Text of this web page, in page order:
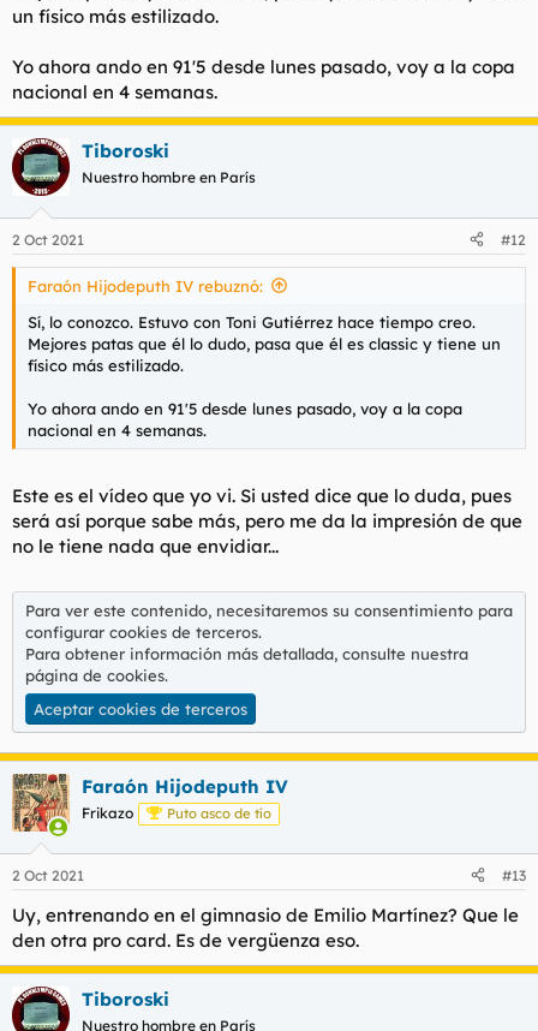
un físico más estilizado.
Yo ahora ando en 91'5 desde lunes pasado, voy a la copa
nacional en 4 semanas.
Tiboroski
Nuestro hombre en París
2 Oct 2021 #12
Faraón Hijodeputh IV rebuznó:
Sí, lo conozco. Estuvo con Toni Gutiérrez hace tiempo creo.
Mejores patas que él lo dudo, pasa que él es classic y tiene un
físico más estilizado.
Yo ahora ando en 91'5 desde lunes pasado, voy a la copa
nacional en 4 semanas.
Este es el vídeo que yo vi. Si usted dice que lo duda, pues
será así porque sabe más, pero me da la impresión de que
no le tiene nada que envidiar...
Para ver este contenido, necesitaremos su consentimiento para
configurar cookies de terceros.
Para obtener información más detallada, consulte nuestra
página de cookies.
Aceptar cookies de terceros
Faraón Hijodeputh IV
Frikazo Puto asco de tío
2 Oct 2021 #13
Uy, entrenando en el gimnasio de Emilio Martínez? Que le
den otra pro card. Es de vergüenza eso.
Tiboroski
Nuestro hombre en París